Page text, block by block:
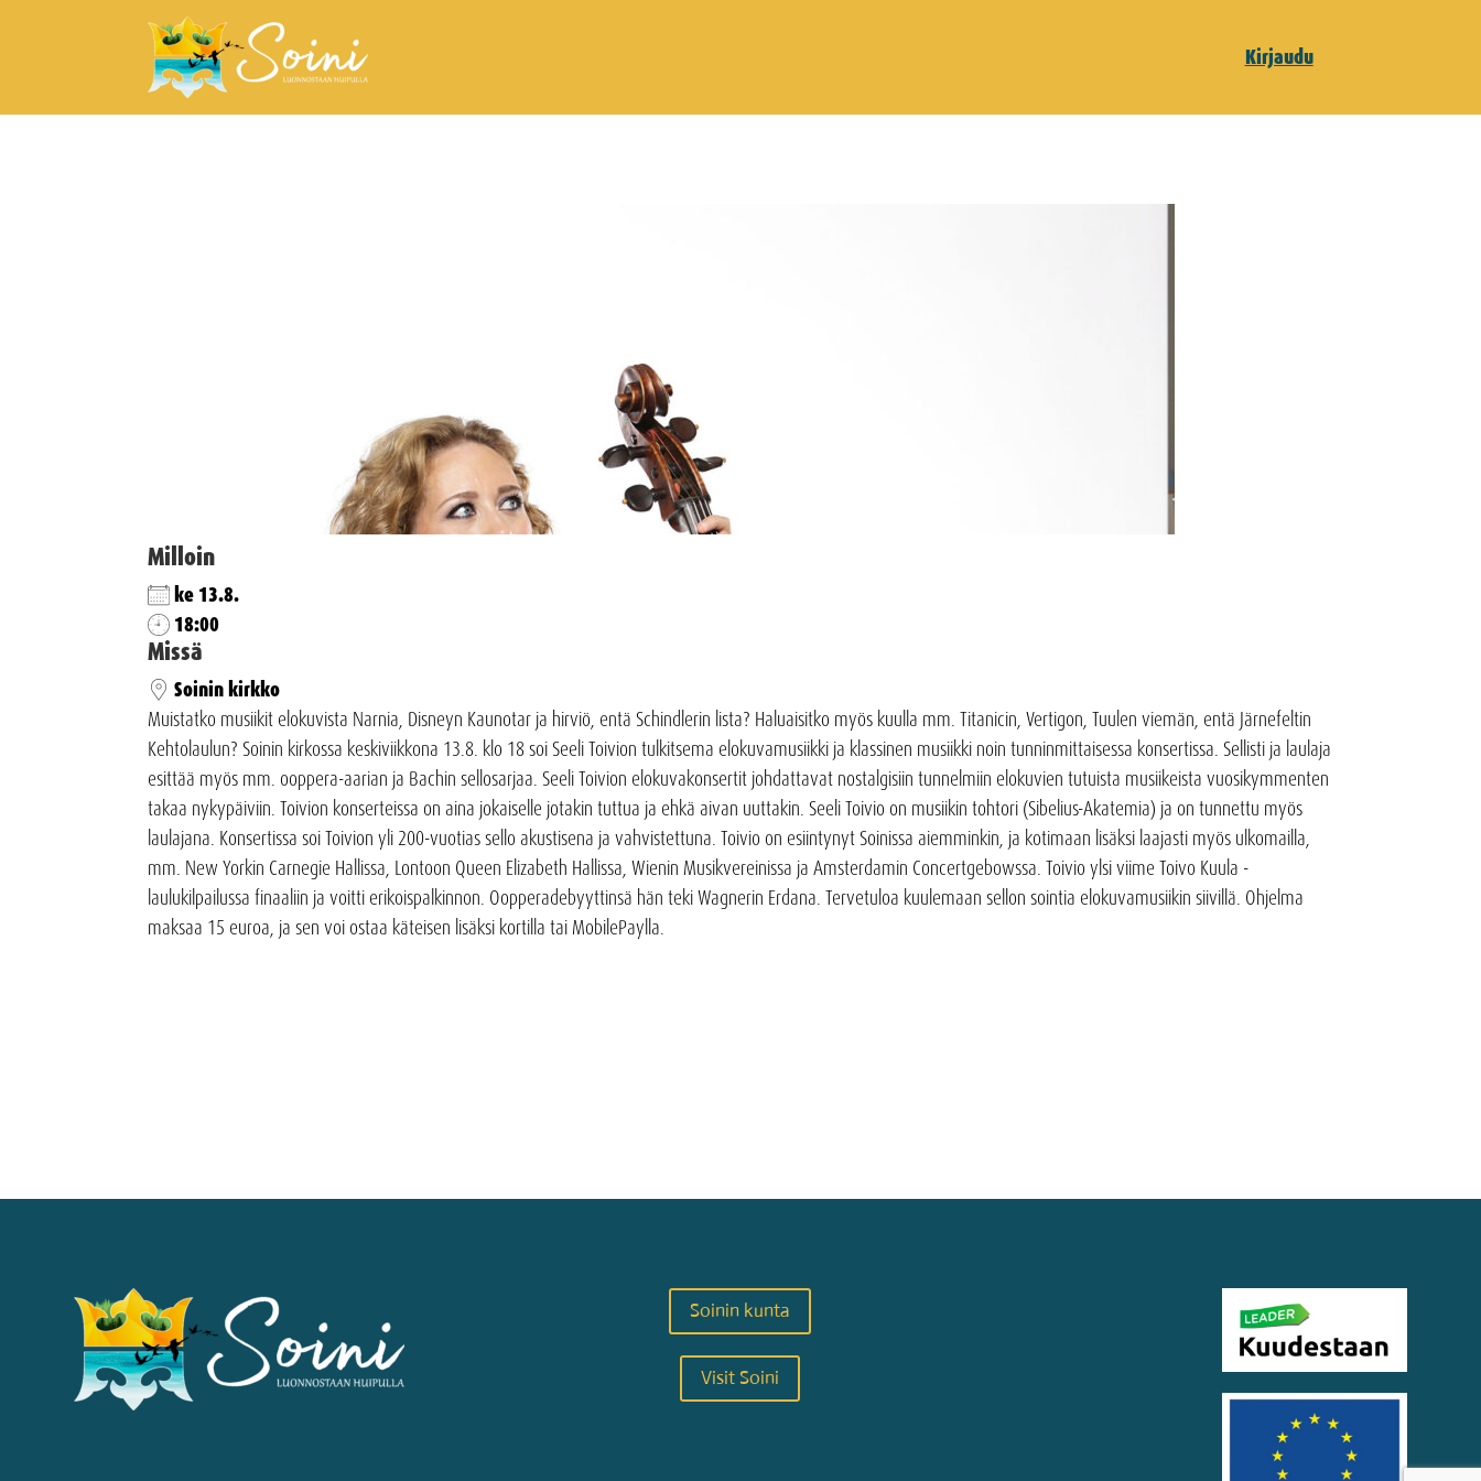
Kirjaudu
Milloin
ke 13.8.
18:00
Missä
Soinin kirkko
Muistatko musiikit elokuvista Narnia, Disneyn Kaunotar ja hirviö, entä Schindlerin lista? Haluaisitko myös kuulla mm. Titanicin, Vertigon, Tuulen viemän, entä Järnefeltin
Kehtolaulun? Soinin kirkossa keskiviikkona 13.8. klo 18 soi Seeli Toivion tulkitsema elokuvamusiikki ja klassinen musiikki noin tunninmittaisessa konsertissa. Sellisti ja laulaja
esittää myös mm. ooppera-aarian ja Bachin sellosarjaa. Seeli Toivion elokuvakonsertit johdattavat nostalgisiin tunnelmiin elokuvien tutuista musiikeista vuosikymmenten
takaa nykypäiviin. Toivion konserteissa on aina jokaiselle jotakin tuttua ja ehkä aivan uuttakin. Seeli Toivio on musiikin tohtori (Sibelius-Akatemia) ja on tunnettu myös
laulajana. Konsertissa soi Toivion yli 200-vuotias sello akustisena ja vahvistettuna. Toivio on esiintynyt Soinissa aiemminkin, ja kotimaan lisäksi laajasti myös ulkomailla,
mm. New Yorkin Carnegie Hallissa, Lontoon Queen Elizabeth Hallissa, Wienin Musikvereinissa ja Amsterdamin Concertgebowssa. Toivio ylsi viime Toivo Kuula -
laulukilpailussa finaaliin ja voitti erikoispalkinnon. Oopperadebyyttinsä hän teki Wagnerin Erdana. Tervetuloa kuulemaan sellon sointia elokuvamusiikin siivillä. Ohjelma
maksaa 15 euroa, ja sen voi ostaa käteisen lisäksi kortilla tai MobilePaylla.
Soinin kunta
Visit Soini